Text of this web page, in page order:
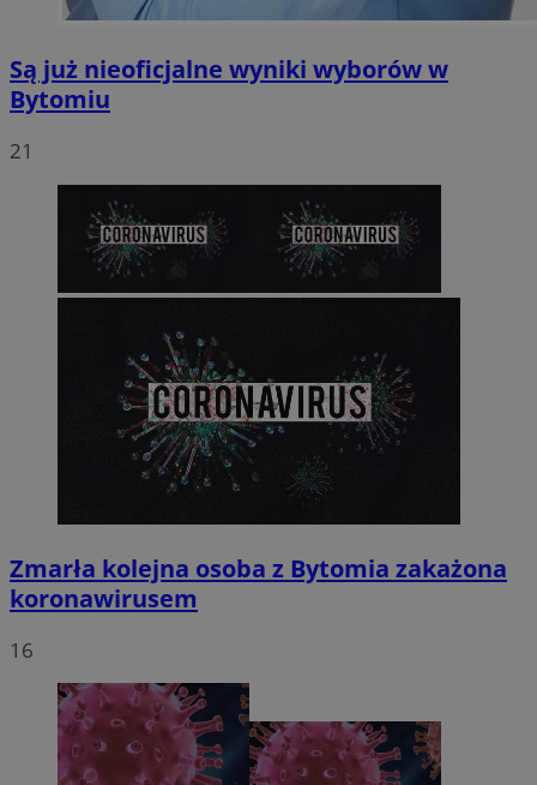
Są już nieoficjalne wyniki wyborów w
Bytomiu
21
Zmarła kolejna osoba z Bytomia zakażona
koronawirusem
16